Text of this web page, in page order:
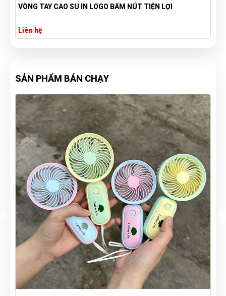
VÒNG TAY CAO SU IN LOGO BẤM NÚT TIỆN LỢI
Liên hệ
SẢN PHẨM BÁN CHẠY